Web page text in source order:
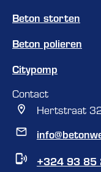
Beton storten
Beton polieren
Citypomp
Contact
Hertstraat
+324 93 85